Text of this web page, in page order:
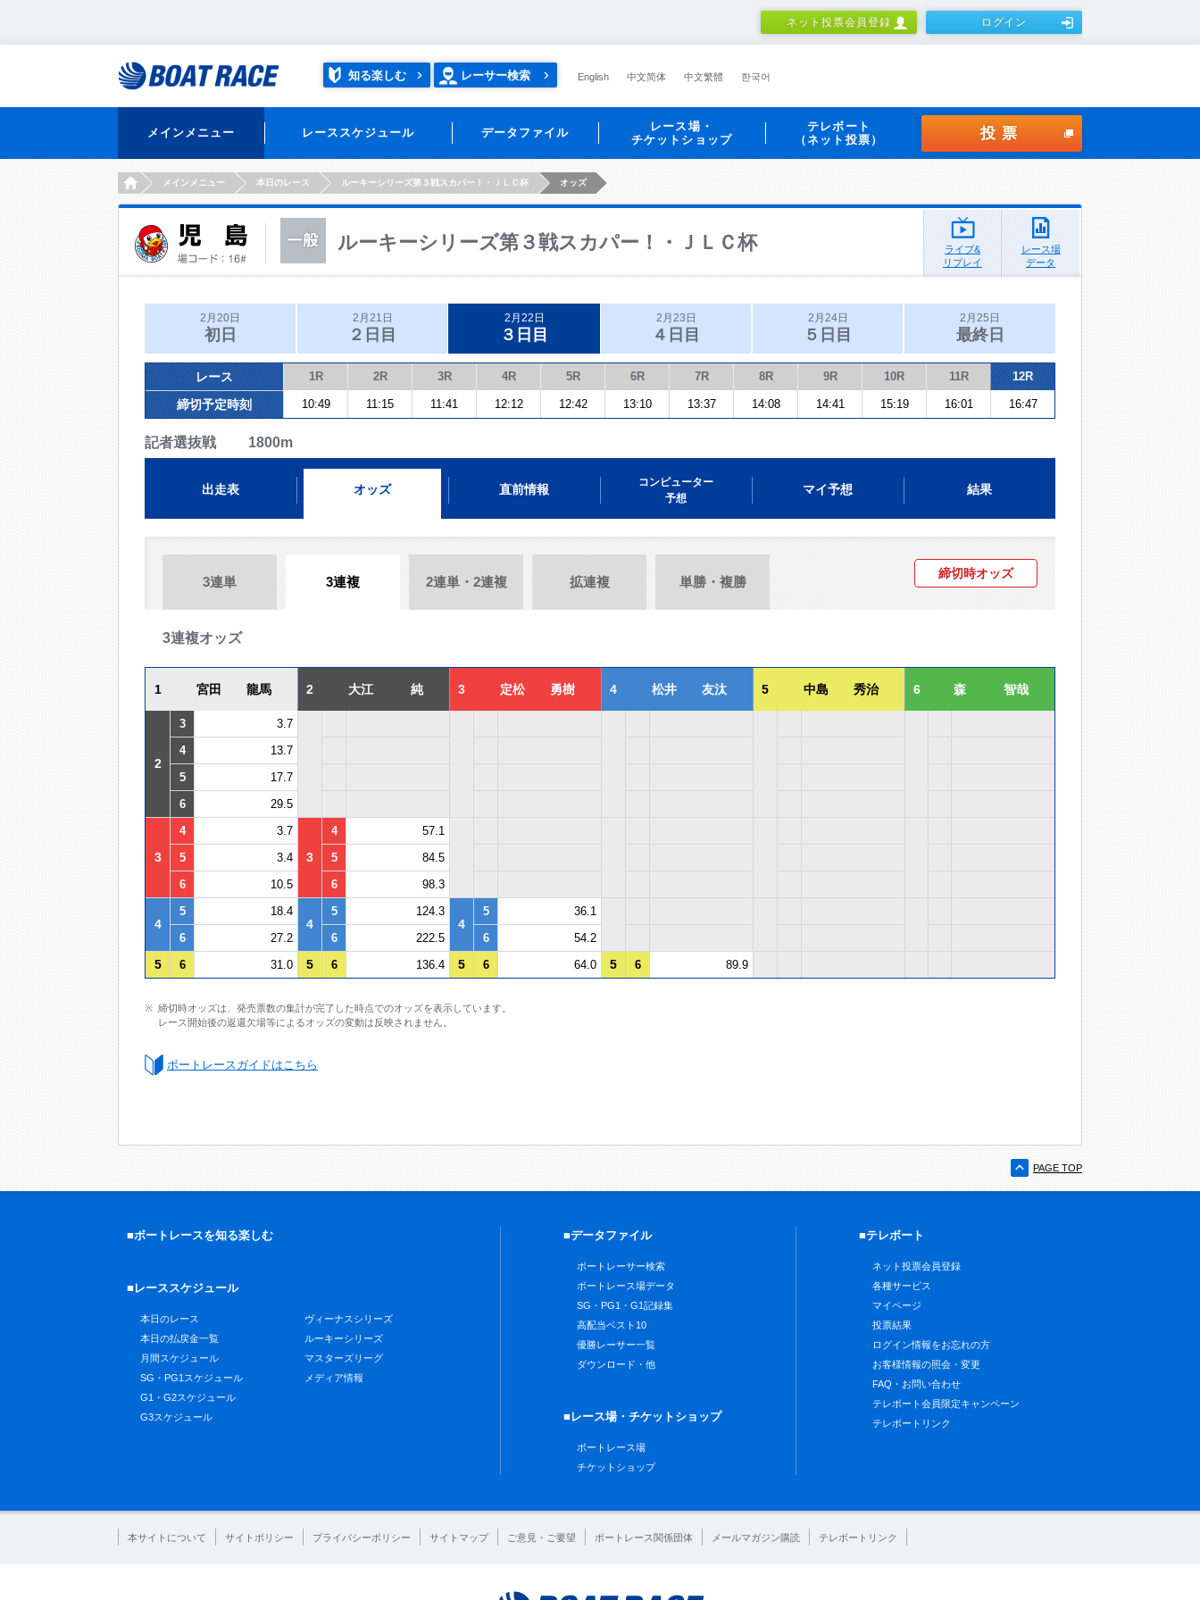
ネット投票会員登録 ログイン
知る楽しむ レーサー検索 English 中文简体 中文繁體 한국어
メインメニュー レーススケジュール データファイル
レース場・
チケットショップ
テレボート
（ネット投票）
投票
HOMEメインメニュー 本日のレース ルーキーシリーズ第３戦スカパー！・ＪＬＣ杯 オッズ
ルーキーシリーズ第３戦スカパー！・ＪＬＣ杯
ライブ&
リプレイ
レース場
データ
2月20日
初日
2月21日
２日目
2月22日
３日目
2月23日
４日目
2月24日
５日目
2月25日
最終日
レース 1R 2R 3R 4R 5R 6R 7R 8R 9R 10R 11R 12R
締切予定時刻 10:49 11:15 11:41 12:12 12:42 13:10 13:37 14:08 14:41 15:19 16:01 16:47
記者選抜戦 1800m
出走表 オッズ 直前情報
コンピューター
予想
マイ予想 結果
3連単 3連複 2連単・2連複 拡連複 単勝・複勝
締切時オッズ
3連複オッズ
1 宮田 龍馬 2 大江 純 3 定松 勇樹 4 松井 友汰 5 中島 秀治 6 森 智哉
2
3
3.7
4
13.7
5
17.7
6
29.5
3
4 3.7
3
4
57.1
5
3.4 5
84.5
6
10.5 6 98.3
4
5 18.4
4
5 124.3
4
5
36.1
6
27.2 6 222.5 6 54.2
5 6 31.0 5 6 136.4 5 6 64.0 5 6 89.9
締切時オッズは、発売票数の集計が完了した時点でのオッズを表示しています。
レース開始後の返還欠場等によるオッズの変動は反映されません。
ボートレースガイドはこちら
PAGE TOP
■ボートレースを知る楽しむ
■レーススケジュール
本日のレース
本日の払戻金一覧
月間スケジュール
SG・PG1スケジュール
G1・G2スケジュール
G3スケジュール
ヴィーナスシリーズ
ルーキーシリーズ
マスターズリーグ
メディア情報
■データファイル
ボートレーサー検索
ボートレース場データ
SG・PG1・G1記録集
高配当ベスト10
優勝レーサー一覧
ダウンロード・他
■レース場・チケットショップ
ボートレース場
チケットショップ
■テレボート
ネット投票会員登録
各種サービス
マイページ
投票結果
ログイン情報をお忘れの方
お客様情報の照会・変更
FAQ・お問い合わせ
テレボート会員限定キャンペーン
テレボートリンク
本サイトについて サイトポリシー プライバシーポリシー サイトマップ ご意見・ご要望 ボートレース関係団体 メールマガジン購読 テレボートリンク